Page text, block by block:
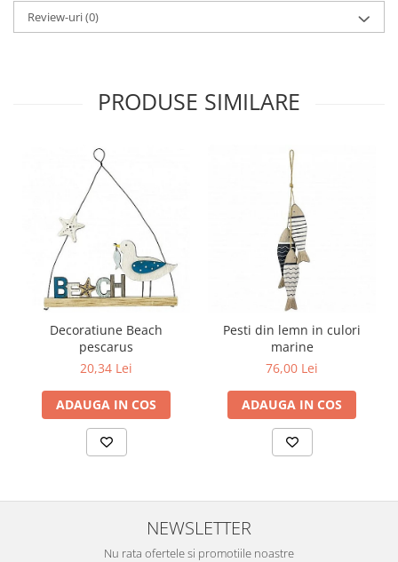
Review-uri(0)
PRODUSE SIMILARE
Decoratiune Beach
pescarus
20,34 Lei
ADAUGA IN COS
Pesti din lemn in culori
marine
76,00 Lei
ADAUGA IN COS
NEWSLETTER
Nu rata ofertele si promotiile noastre